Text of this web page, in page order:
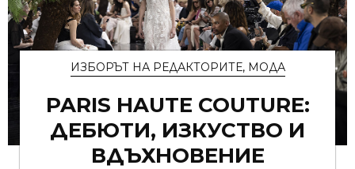
ИЗБОРЪТ НА РЕДАКТОРИТЕ, МОДА
PARIS HAUTE COUTURE:
ДЕБЮТИ, ИЗКУСТВО И
ВДЪХНОВЕНИЕ